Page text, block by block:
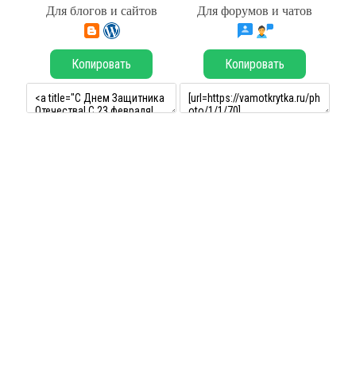
Для блогов и сайтов Для форумов и чатов
Копировать Копировать